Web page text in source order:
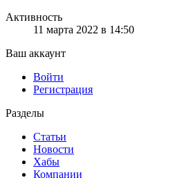
Активность
11 марта 2022 в 14:50
Ваш аккаунт
Войти
Регистрация
Разделы
Статьи
Новости
Хабы
Компании